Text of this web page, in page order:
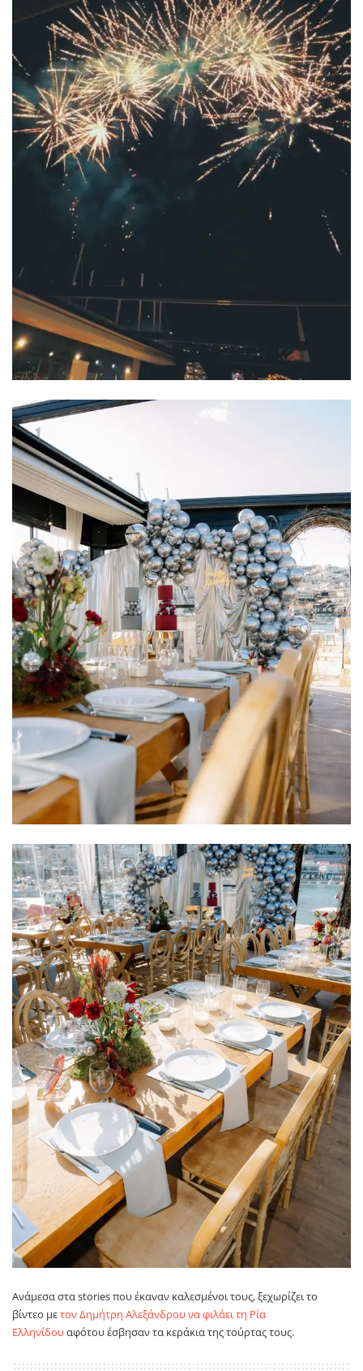
Ανάμεσα στα stories που έκαναν καλεσμένοι τους, ξεχωρίζει το
βίντεο μετον Δημήτρη Αλεξάνδρου να φιλάει τη Ρία
Ελληνίδουαφότου έσβησαν τα κεράκια της τούρτας τους.